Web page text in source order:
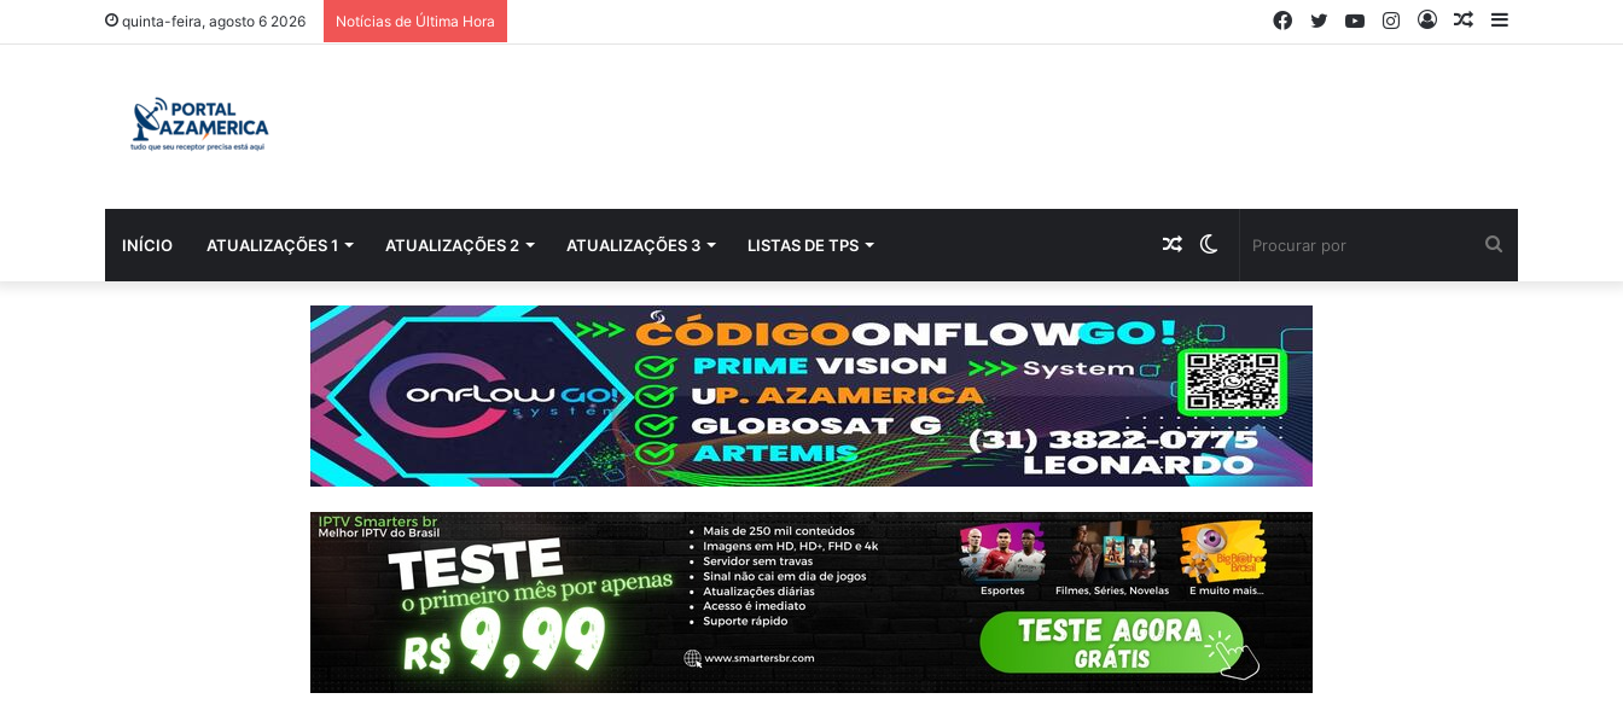
quinta-feira, agosto 6 2026 Notícias de Última Hora
Artigo
Entrar
Instagram
YouTube
Twitter
Facebook
INÍCIO ATUALIZAÇÕES 1 ATUALIZAÇÕES 2 ATUALIZAÇÕES 3 LISTAS DE TPS Switch
Artigo
aleatório